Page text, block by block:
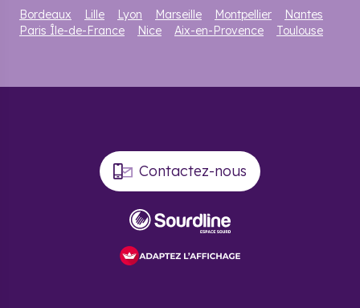
Bordeaux Lille Lyon Marseille Montpellier
Nantes
Paris Île-de-France
Nice Aix-en-Provence Toulouse
Contactez-nous